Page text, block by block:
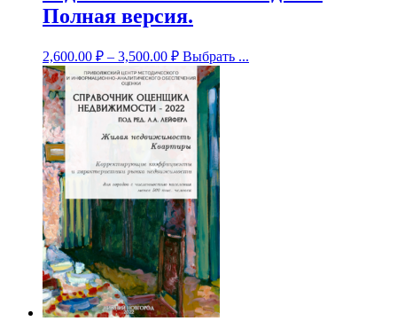
Полная версия.
2,600.00 ₽ – 3,500.00 ₽ Выбрать ...